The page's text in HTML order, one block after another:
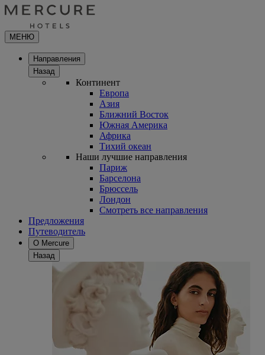
МЕНЮ
Направления
Назад
Континент
Европа
Азия
Ближний Восток
Южная Америка
Африка
Тихий океан
Наши лучшие направления
Париж
Барселона
Брюссель
Лондон
Смотреть все направления
Предложения
Путеводитель
О Mercure
Назад